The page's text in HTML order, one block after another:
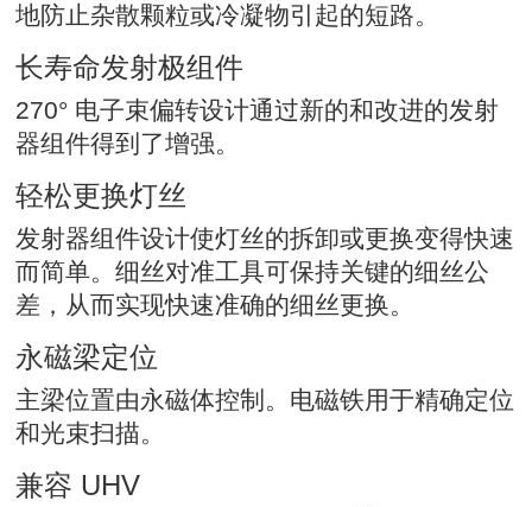
地防止杂散颗粒或冷凝物引起的短路。
长寿命发射极组件
270° 电子束偏转设计通过新的和改进的发射
器组件得到了增强。
轻松更换灯丝
发射器组件设计使灯丝的拆卸或更换变得快速
而简单。细丝对准工具可保持关键的细丝公
差，从而实现快速准确的细丝更换。
永磁梁定位
主梁位置由永磁体控制。电磁铁用于精确定位
和光束扫描。
兼容 UHV